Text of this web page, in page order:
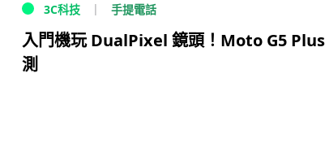
3C科技 手提電話
入門機玩 DualPixel 鏡頭！Moto G5
測